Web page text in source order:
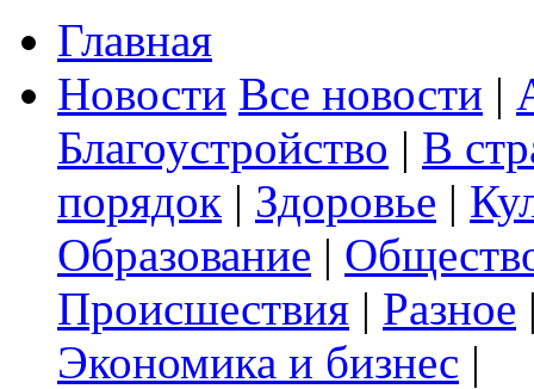
Главная
Новости Все новости |
Благоустройство | В
порядок | Здоровье |
Образование |
Происшествия | Разное
Экономика и бизнес |